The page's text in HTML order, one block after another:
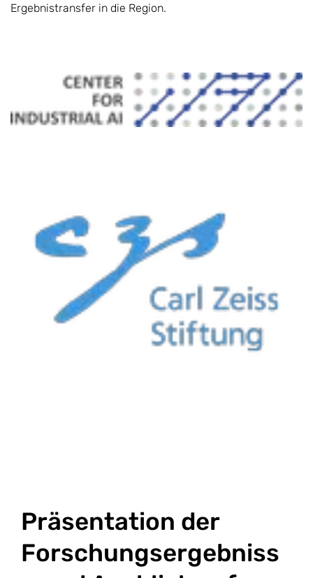
Ergebnistransfer in die Region.
Präsentation der
Forschungsergebniss